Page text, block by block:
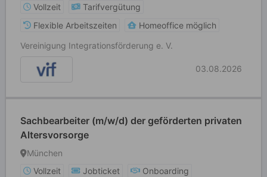
Vollzeit
Tarifvergütung
Flexible Arbeitszeiten
Homeoffice möglich
Vereinigung Integrationsförderung e. V.
03.08.2026
Sachbearbeiter (m/w/d) der geförderten privaten
Altersvorsorge
München
Vollzeit
Jobticket
Onboarding